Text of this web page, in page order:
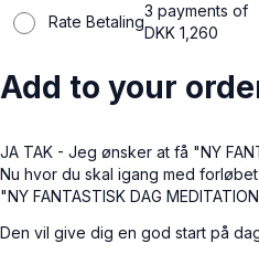
Rate Betaling
3 payments of
DKK 1,260
Add to your
JA TAK - Jeg ønsker at få "NY
Nu hvor du skal igang med
"NY FANTASTISK DAG
Den vil give dig en god start på